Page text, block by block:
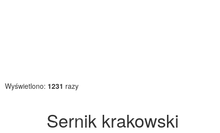
Wyświetlono: 1231 razy
Sernik krakowski